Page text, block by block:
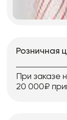
Розничная
При заказе
20 000₽